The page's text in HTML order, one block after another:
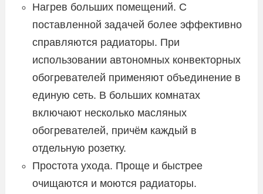
Нагрев больших помещений. С
поставленной задачей более эффективно
справляются радиаторы. При
использовании автономных конвекторных
обогревателей применяют объединение в
единую сеть. В больших комнатах
включают несколько масляных
обогревателей, причём каждый в
отдельную розетку.
Простота ухода. Проще и быстрее
очищаются и моются радиаторы.